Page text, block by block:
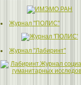
Журнал "ПОЛИС"
Журнал "Лабиринт"